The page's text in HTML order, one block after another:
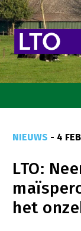
Goed eten
Mooi groen
Sterk
NIEUWS - 4
LTO:
het